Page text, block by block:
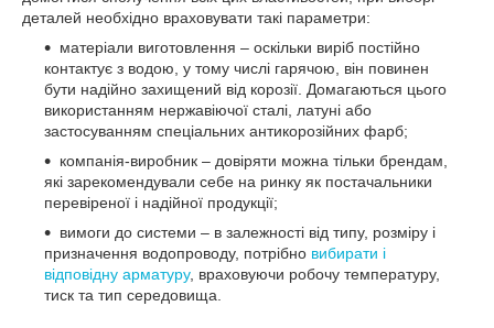
деталей необхідно враховувати такі параметри:
матеріали виготовлення – оскільки виріб постійно
контактує з водою, у тому числі гарячою, він повинен
бути надійно захищений від корозії. Домагаються цього
використанням нержавіючої сталі, латуні або
застосуванням спеціальних антикорозійних фарб;
компанія-виробник – довіряти можна тільки брендам,
які зарекомендували себе на ринку як постачальники
перевіреної і надійної продукції;
вимоги до системи – в залежності від типу, розміру і
призначення водопроводу, потрібно вибирати і
відповідну арматуру, враховуючи робочу температуру,
тиск та тип середовища.